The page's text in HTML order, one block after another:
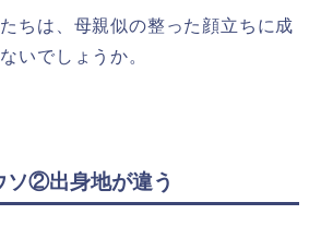
ちは、母親似の整った顔立ちに成
いでしょうか。
ソ②出身地が違う